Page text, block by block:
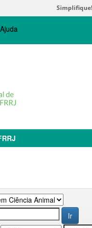
Simplifique!
Ajuda